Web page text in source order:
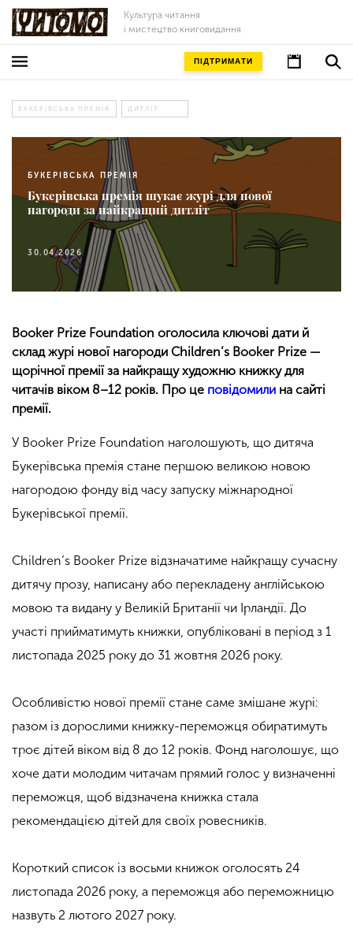
Культура читання
і мистецтво книговидання
ПІДТРИМАТИ
БУКЕРІВСЬКА ПРЕМІЯ ДИТЛІТ
БУКЕРІВСЬКА ПРЕМІЯ
Букерівська премія шукає журі для нової
нагороди за найкращий дитліт
30.04.2026
Booker Prize Foundation оголосила ключові дати й
склад журі нової нагороди Children’s Booker Prize —
щорічної премії за найкращу художню книжку для
читачів віком 8–12 років. Про це повідомили на сайті
премії.
У Booker Prize Foundation наголошують, що дитяча
Букерівська премія стане першою великою новою
нагородою фонду від часу запуску міжнародної
Букерівської премії.
Children’s Booker Prize відзначатиме найкращу сучасну
дитячу прозу, написану або перекладену англійською
мовою та видану у Великій Британії чи Ірландії. До
участі прийматимуть книжки, опубліковані в період з 1
листопада 2025 року до 31 жовтня 2026 року.
Особливістю нової премії стане саме змішане журі:
разом із дорослими книжку-переможця обиратимуть
троє дітей віком від 8 до 12 років. Фонд наголошує, що
хоче дати молодим читачам прямий голос у визначенні
переможця, щоб відзначена книжка стала
рекомендацією дітей для своїх ровесників.
Короткий список із восьми книжок оголосять 24
листопада 2026 року, а переможця або переможницю
назвуть 2 лютого 2027 року.